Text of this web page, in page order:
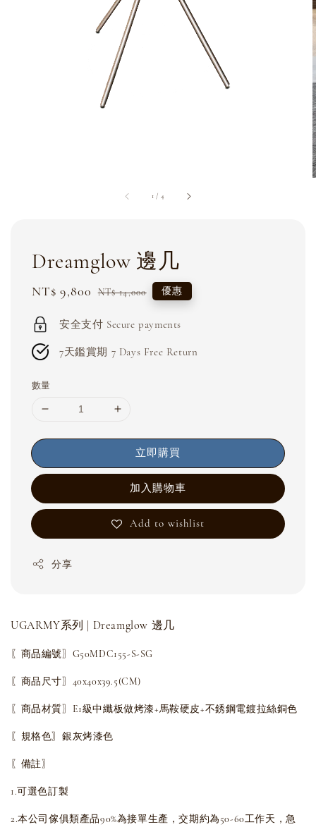
1 / 4
Dreamglow 邊几
Sale
NT$ 9,800 Regular
NT$ 14,000 優惠
安全支付 Secure payments
7天鑑賞期 7 Days Free Return
數量
立即購買
加入購物車
Add to wishlist
分享
UGARMY系列 | Dreamglow 邊几
〖商品編號〗G50MDC155-S-SG
〖商品尺寸〗40x40x39.5(CM)
〖商品材質〗E1級中纖板做烤漆+馬鞍硬皮+不銹鋼電鍍拉絲銅色
〖規格色〗銀灰烤漆色
〖備註〗
1.可選色訂製
2.本公司傢俱類產品90%為接單生產，交期約為50-60工作天，急